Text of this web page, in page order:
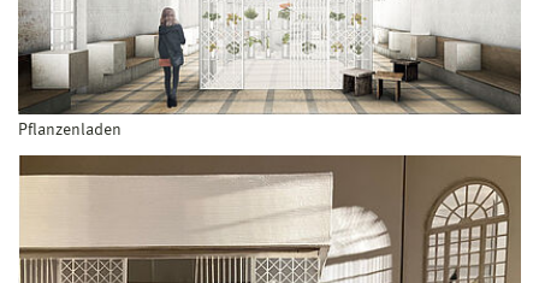
Pflanzenladen